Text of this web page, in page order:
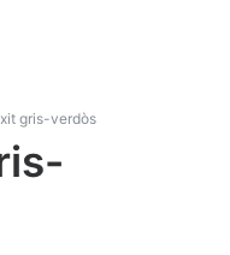
gris-verdòs